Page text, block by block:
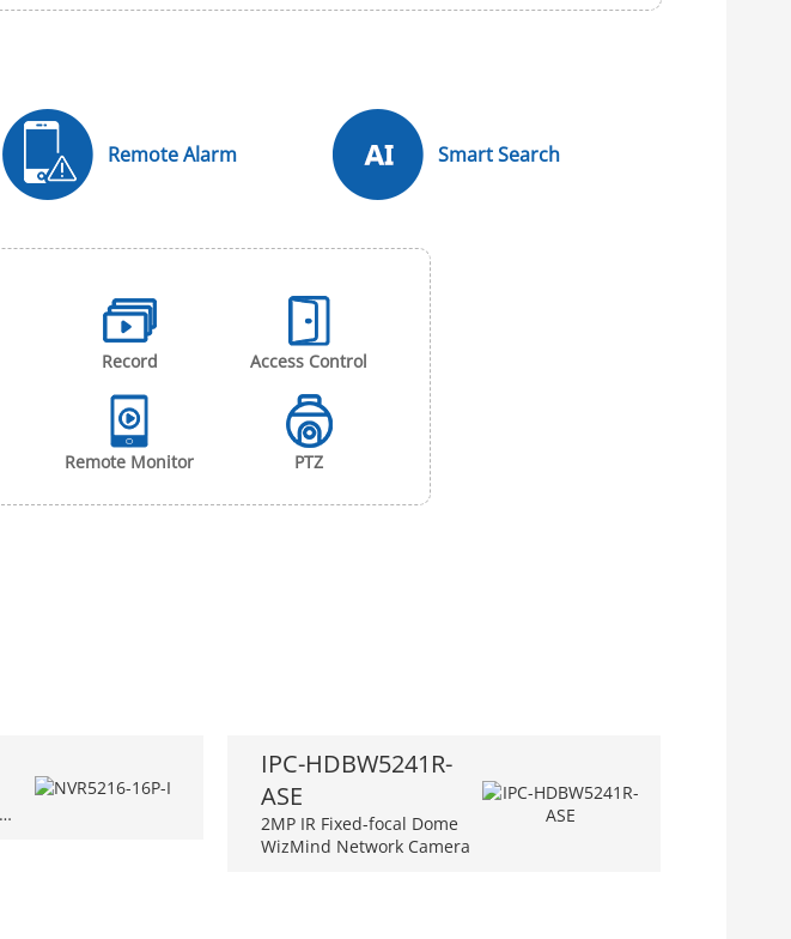
Remote Alarm Smart Search
Record Access Control
Remote Monitor PTZ
IPC-HDBW5241R-
ASE
2MP IR Fixed-focal Dome
WizMind Network Camera